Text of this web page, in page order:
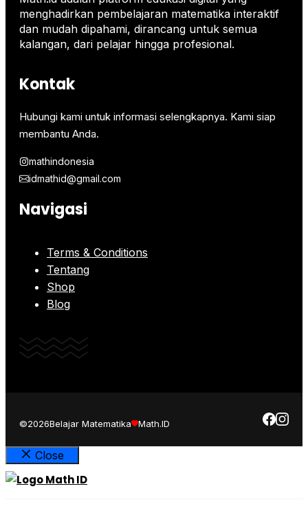
menghadirkan pembelajaran matematika interaktif
dan mudah dipahami, dirancang untuk semua
kalangan, dari pelajar hingga profesional.
Kontak
Hubungi kami untuk informasi selengkapnya. Kami siap
membantu Anda.
mathindonesia
idmathid@gmail.com
Navigasi
Terms & Conditions
Tentang
Shop
Blog
©2026Belajar Matematika Math.ID
Close